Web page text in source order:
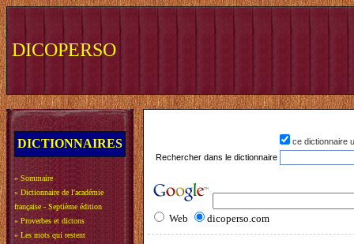
DICOPERSO
DICTIONNAIRES
» Sommaire
» Dictionnaire de l'académie
française - Septième édition
» Proverbes et dictons
» Les mots qui restent
ce dictionnaire
Rechercher dans le dictionnaire
Web dicoperso.com